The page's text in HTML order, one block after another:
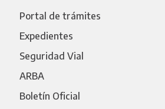
Portal de trámites
Expedientes
Seguridad Vial
ARBA
Boletín Oficial